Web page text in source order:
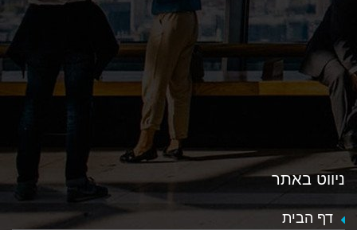
ניווט באתר
דף הבית